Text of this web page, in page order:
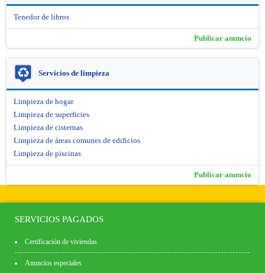
Tenedor de libros
Publicar anuncio
Servicios de limpieza
Limpieza de hogar
Limpieza de superficies
Limpieza de cisternas
Limpieza de áreas comunes de edificios
Limpieza de piscinas
Publicar anuncio
SERVICIOS PAGADOS
Certificación de viviendas
Anuncios especiales